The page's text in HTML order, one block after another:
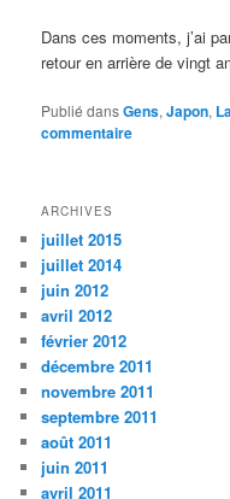
Dans ces moments, j’ai
retour en arrière de vingt
Publié dansGens,Japon,
commentaire
ARCHIVES
juillet 2015
juillet 2014
juin 2012
avril 2012
février 2012
décembre 2011
novembre 2011
septembre 2011
août 2011
juin 2011
avril 2011